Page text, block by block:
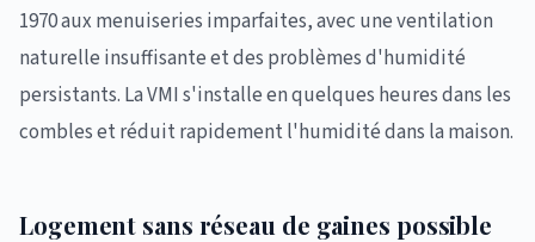
1970 aux menuiseries imparfaites, avec une ventilation
naturelle insuffisante et des problèmes d'humidité
persistants. La VMI s'installe en quelques heures dans les
combles et réduit rapidement l'humidité dans la maison.
Logement sans réseau de gaines possible